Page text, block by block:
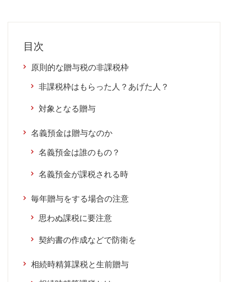
目次
原則的な贈与税の非課税枠
非課税枠はもらった人？あげた人？
対象となる贈与
名義預金は贈与なのか
名義預金は誰のもの？
名義預金が課税される時
毎年贈与をする場合の注意
思わぬ課税に要注意
契約書の作成などで防衛を
相続時精算課税と生前贈与